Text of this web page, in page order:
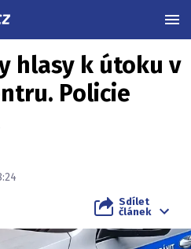
hlasy k útoku v
Policie
Sdílet
článek